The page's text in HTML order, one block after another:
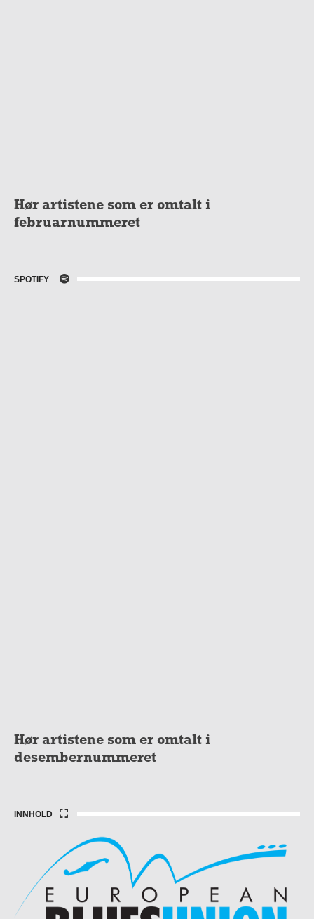
Hør artistene som er omtalt i
februarnummeret
SPOTIFY
Hør artistene som er omtalt i
desembernummeret
INNHOLD